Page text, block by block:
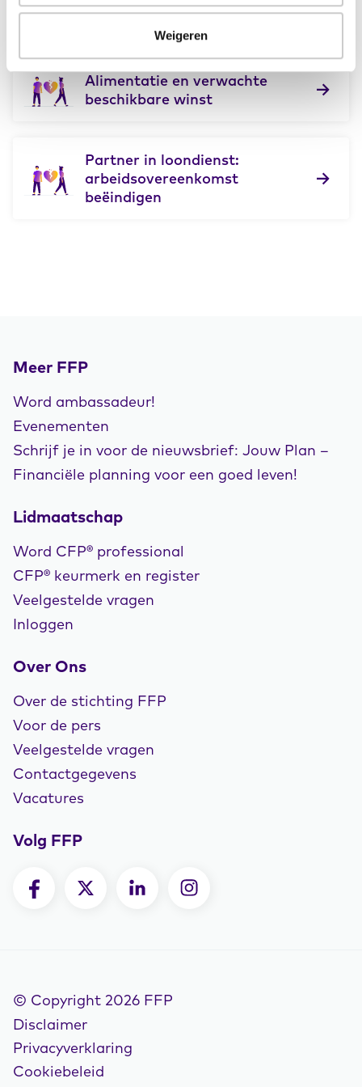
Weigeren
Continuïteit van het bedrijf
Alimentatie en verwachte
beschikbare winst
Partner in loondienst:
arbeidsovereenkomst
beëindigen
Meer FFP
Word ambassadeur!
Evenementen
Schrijf je in voor de nieuwsbrief: Jouw Plan –
Financiële planning voor een goed leven!
Lidmaatschap
Word CFP® professional
CFP® keurmerk en register
Veelgestelde vragen
Inloggen
Over Ons
Over de stichting FFP
Voor de pers
Veelgestelde vragen
Contactgegevens
Vacatures
Volg FFP
© Copyright 2026 FFP
Disclaimer
Privacyverklaring
Cookiebeleid